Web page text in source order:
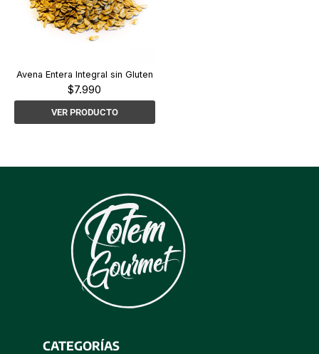
Avena Entera Integral sin Gluten
$7.990
VER PRODUCTO
CATEGORÍAS